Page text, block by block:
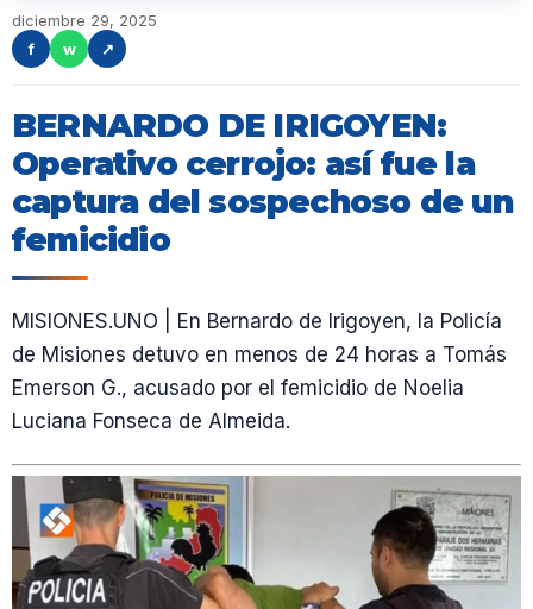
diciembre 29, 2025
f
w ↗
BERNARDO DE IRIGOYEN:
Operativo cerrojo: así fue la
captura del sospechoso de un
femicidio
MISIONES.UNO | En Bernardo de Irigoyen, la Policía
de Misiones detuvo en menos de 24 horas a Tomás
Emerson G., acusado por el femicidio de Noelia
Luciana Fonseca de Almeida.